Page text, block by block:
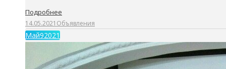
Подробнее
14.05.2021 Объявления
Май92021